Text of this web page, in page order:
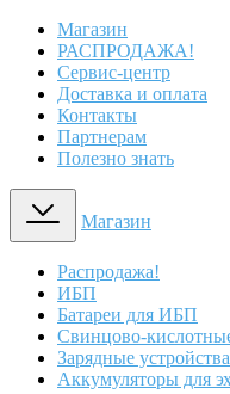
Магазин
РАСПРОДАЖА!
Сервис-центр
Доставка и оплата
Контакты
Партнерам
Полезно знать
Магазин
Распродажа!
ИБП
Батареи для ИБП
Свинцово-
Зарядные устройства
Аккумуляторы для